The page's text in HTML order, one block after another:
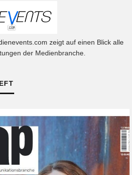
zeigt auf einen Blick alle
der Medienbranche.